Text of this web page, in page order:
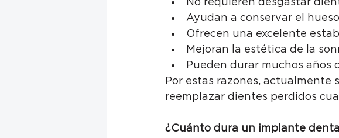
No requieren desgastar
Ayudan a conservar el
Ofrecen una excelente
Mejoran la estética de la
Pueden durar muchos años
Por estas razones,
reemplazar dientes perdidos
¿Cuánto dura un implante